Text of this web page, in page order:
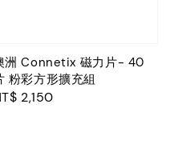
洲 Connetix 磁力片- 40
粉彩方形擴充組
2,150